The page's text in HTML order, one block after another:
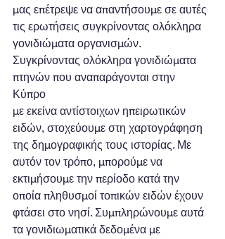
μας επέτρεψε να απαντήσουμε σε αυτές
τις ερωτήσεις συγκρίνοντας ολόκληρα
γονιδιώματα οργανισμών.
Συγκρίνοντας ολόκληρα γονιδιώματα
πτηνών που αναπαράγονται στην
Κύπρο
με εκείνα αντίστοιχων ηπειρωτικών
ειδών, στοχεύουμε στη χαρτογράφηση
της δημογραφικής τους ιστορίας. Με
αυτόν τον τρόπο, μπορούμε να
εκτιμήσουμε την περίοδο κατά την
οποία πληθυσμοί τοπικών ειδών έχουν
φτάσει στο νησί. Συμπληρώνουμε αυτά
τα γονιδιωματικά δεδομένα με